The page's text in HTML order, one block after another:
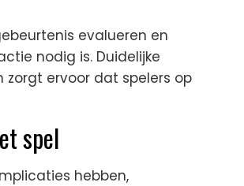
evalueren en
nodig is. Duidelijke
ervoor dat spelers op
spel
hebben,